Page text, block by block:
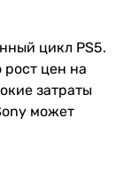
цикл PS5.
цен на
затраты
может